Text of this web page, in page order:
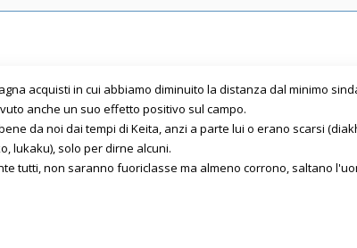
acquisti in cui abbiamo diminuito la distanza dal minimo
anche un suo effetto positivo sul campo.
da noi dai tempi di Keita, anzi a parte lui o erano scarsi
lukaku), solo per dirne alcuni.
tutti, non saranno fuoriclasse ma almeno corrono, saltano